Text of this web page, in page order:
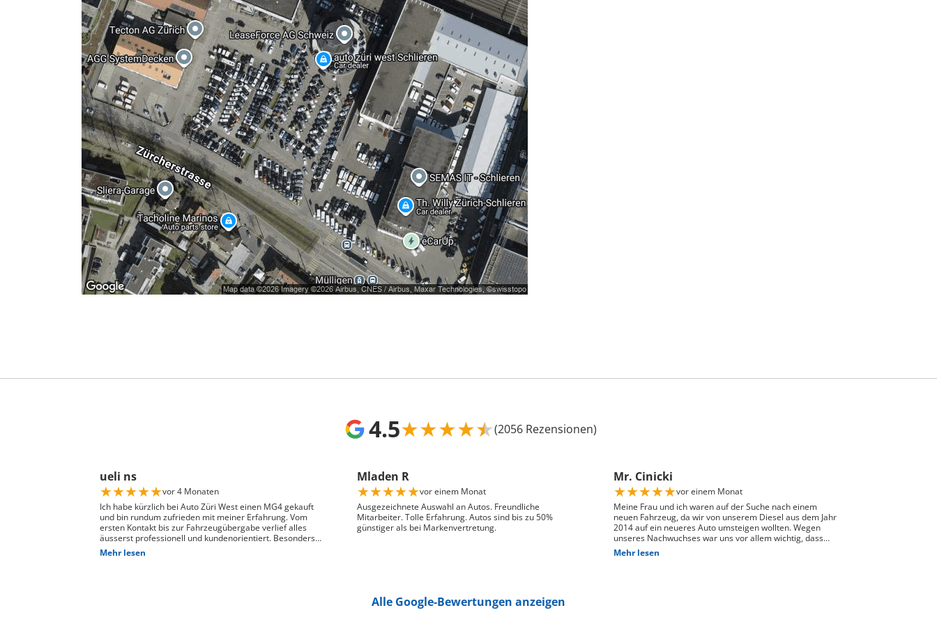
4.5★★★★★(2056 Rezensionen)
ueli ns
★★★★★vor 4 Monaten
Ich habe kürzlich bei Auto Züri West einen MG4 gekauft
und bin rundum zufrieden mit meiner Erfahrung. Vom
ersten Kontakt bis zur Fahrzeugübergabe verlief alles
äusserst professionell und kundenorientiert. Besonders
hervorheben möchte ich die hervorragende Beratung
durch Herrn David Panic. Er hat sich viel Zeit genommen,
Mehr lesen
Mladen R
★★★★★vor einem Monat
Ausgezeichnete Auswahl an Autos. Freundliche
Mitarbeiter. Tolle Erfahrung. Autos sind bis zu 50%
günstiger als bei Markenvertretung.
Mr. Cinicki
★★★★★vor einem Monat
Meine Frau und ich waren auf der Suche nach einem
neuen Fahrzeug, da wir von unserem Diesel aus dem Jahr
2014 auf ein neueres Auto umsteigen wollten. Wegen
unseres Nachwuchses war uns vor allem wichtig, dass
genügend Platz für einen Kindersitz vorhanden ist und
das Fahrzeug gut zu unserem Alltag passt. Bei Auto Züri
Mehr lesen
Alle Google-Bewertungen anzeigen